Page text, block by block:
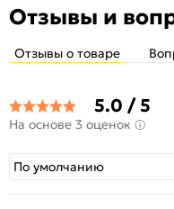
Отзывы и
Отзывы о товаре
5.0 / 5
На основе 3 оценок